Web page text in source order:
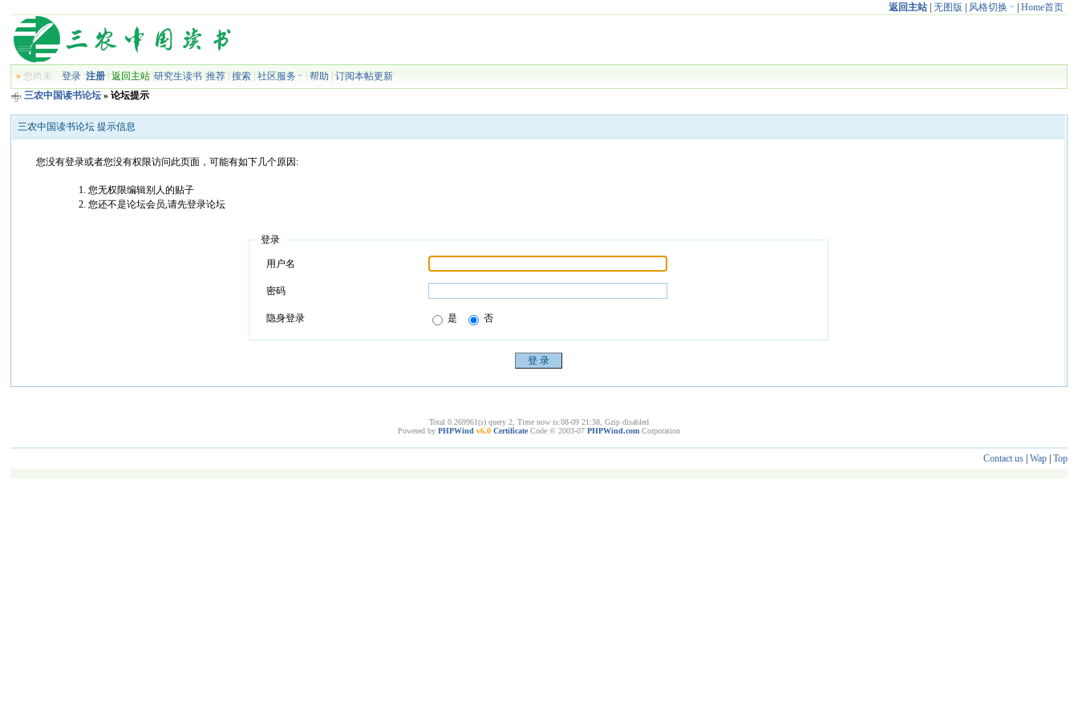
返回主站| 无图版 风格切换 Home首页
» 您尚未登录 注册 |返回主站 |研究生读书 |推荐 |搜索 |社区服务 |帮助 |订阅本帖更新
三农中国读书论坛 » 论坛提示
三农中国读书论坛 提示信息
您没有登录或者您没有权限访问此页面，可能有如下几个原因:
您无权限编辑别人的贴子
您还不是论坛会员,请先登录论坛
登录
用户名
密码
隐身登录 是 否
Total 0.269961(s) query 2, Time now is:08-09 21:38, Gzip disabled
Powered by PHPWind v6.0 Certificate Code © 2003-07 PHPWind.com Corporation
Contact us| Wap| Top